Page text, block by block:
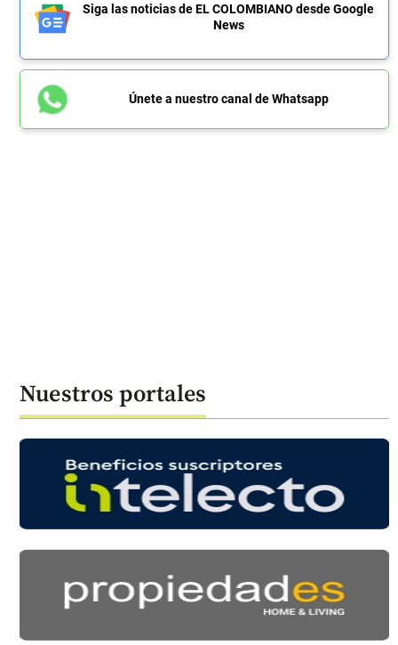
Siga las noticias de EL COLOMBIANO desde Google
News
Únete a nuestro canal de Whatsapp
Nuestros portales